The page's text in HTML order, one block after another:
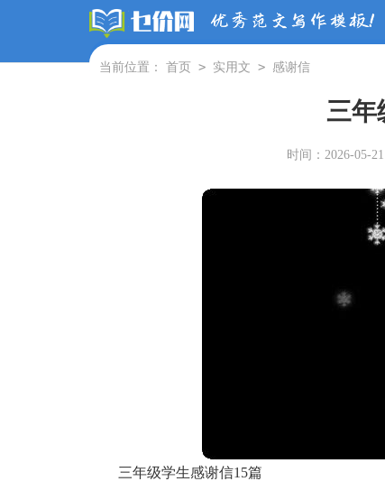
当前位置： 首页 > 实用文 > 感谢信
三年
时间：2026-05-
三年级学生感谢信15篇